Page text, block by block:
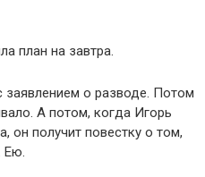
план на завтра.
заявлением о разводе. Потом
А потом, когда Игорь
он получит повестку о том,
Ею.